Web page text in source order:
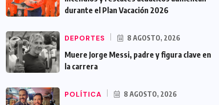
durante el Plan Vacación 2026
DEPORTES 8 AGOSTO, 2026
Muere Jorge Messi, padre y figura clave en
la carrera
POLÍTICA 8 AGOSTO, 2026